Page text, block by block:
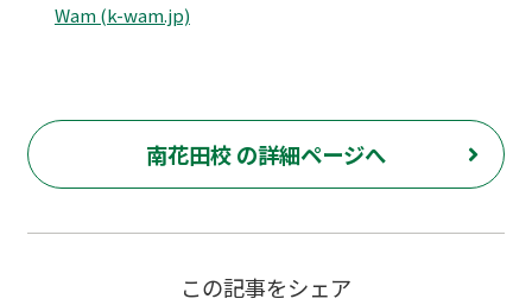
Wam (k-wam.jp)
南花田校 の詳細ページへ
この記事をシェア